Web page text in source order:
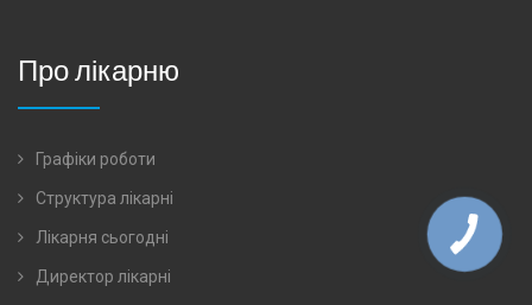
Про лікарню
Графіки роботи
Структура лікарні
Лікарня сьогодні
Директор лікарні